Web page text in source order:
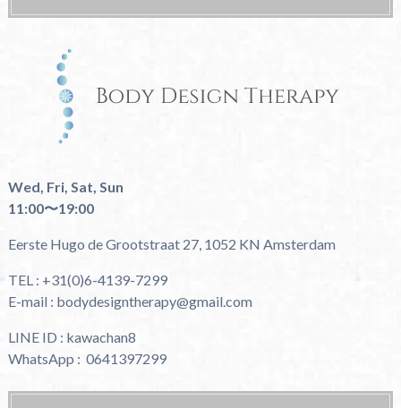
Wed, Fri, Sat, Sun
11:00〜19:00
Eerste Hugo de Grootstraat 27, 1052 KN Amsterdam
TEL : +31(0)6-4139-7299
E-mail : bodydesigntherapy@gmail.com
LINE ID : kawachan8
WhatsApp : 0641397299